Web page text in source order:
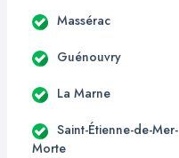
Massérac
Guénouvry
La Marne
Saint-Étienne-de-Mer-
Morte